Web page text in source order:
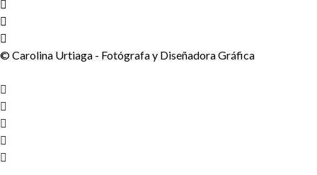
© Carolina Urtiaga - Fotógrafa y Diseñadora Gráfica